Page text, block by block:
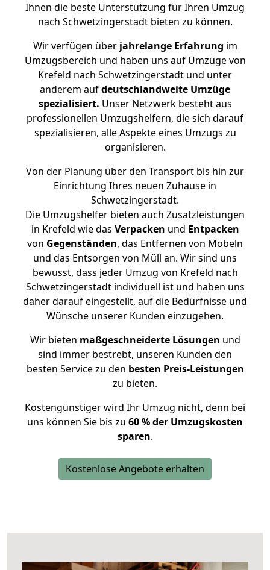
Ihnen die beste Unterstützung für Ihren Umzug
nach Schwetzingerstadt bieten zu können.
Wir verfügen überjahrelange Erfahrung im
Umzugsbereich und haben uns auf Umzüge von
Krefeld nach Schwetzingerstadt und unter
anderem aufdeutschlandweite Umzüge
spezialisiert. Unser Netzwerk besteht aus
professionellen Umzugshelfern, die sich darauf
spezialisieren, alle Aspekte eines Umzugs zu
organisieren.
Von der Planung über den Transport bis hin zur
Einrichtung Ihres neuen Zuhause in
Schwetzingerstadt.
Die Umzugshelfer bieten auch Zusatzleistungen
in Krefeld wie das Verpacken und Entpacken
von Gegenständen, das Entfernen von Möbeln
und das Entsorgen von Müll an. Wir sind uns
bewusst, dass jeder Umzug von Krefeld nach
Schwetzingerstadt individuell ist und haben uns
daher darauf eingestellt, auf die Bedürfnisse und
Wünsche unserer Kunden einzugehen.
Wir bieten maßgeschneiderte Lösungen und
sind immer bestrebt, unseren Kunden den
besten Service zu den besten Preis-Leistungen
zu bieten.
Kostengünstiger wird Ihr Umzug nicht, denn bei
uns können Sie bis zu 60 % der Umzugskosten
sparen.
Kostenlose Angebote erhalten